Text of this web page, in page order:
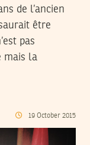
de l’ancien
être
pas
mais la
19 October 2015